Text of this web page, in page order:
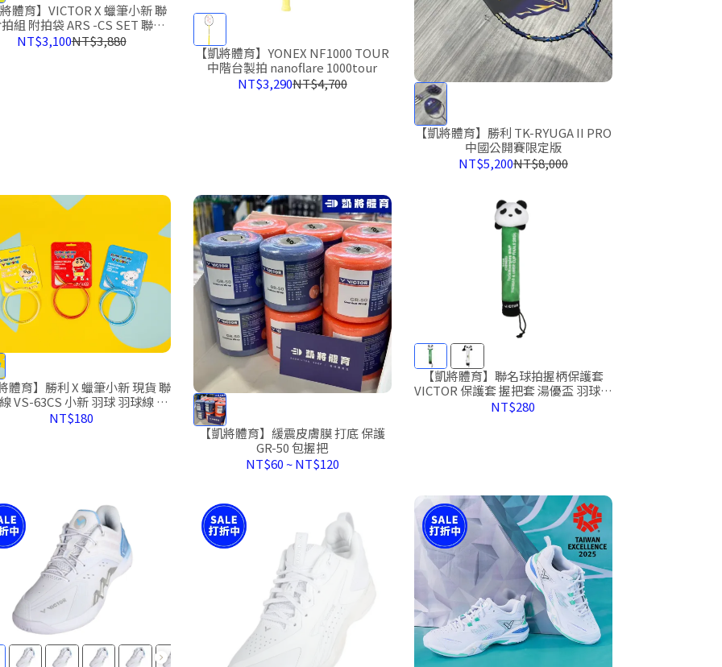
體育】VICTOR X 蠟筆小新 聯
組 附拍袋 ARS -CS SET 聯名
羽球拍
NT$3,100NT$3,880
【凱將體育】YONEX NF1000 TOUR
中階台製拍 nanoflare 1000tour
NT$3,290NT$4,700
【凱將體育】勝利 TK-RYUGA II PRO
中國公開賽限定版
NT$5,200NT$8,000
體育】勝利 X 蠟筆小新 現貨 聯
VS-63CS 小新 羽球 羽球線 拍
線 VICTOR 小白 小葵
NT$180
【凱將體育】緩震皮膚膜 打底 保護
GR-50 包握把
NT$60~NT$120
【凱將體育】聯名球拍握柄保護套
VICTOR 保護套 握把套 湯優盃 羽球拍
小白 熊貓 panda
NT$280